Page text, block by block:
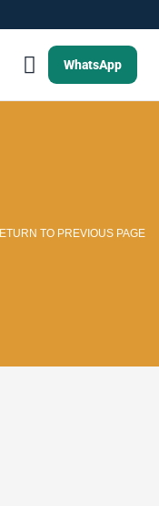
WhatsApp
TO PREVIOUS PAGE